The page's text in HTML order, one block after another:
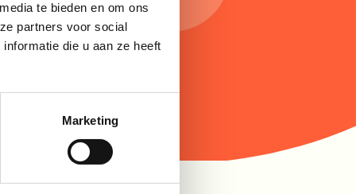
te bieden en om ons
partners voor social
die u aan ze heeft
Marketing